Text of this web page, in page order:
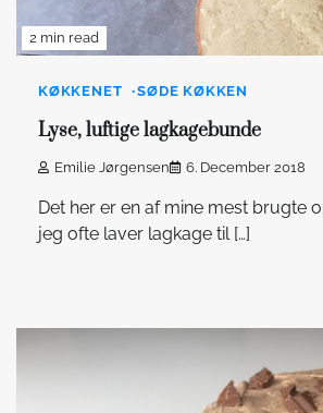
2 min read
KØKKENET SØDE KØKKEN
Lyse, luftige lagkagebunde
Emilie Jørgensen 6. December 2018
Det her er en af mine mest brugte
jeg ofte laver lagkage til […]